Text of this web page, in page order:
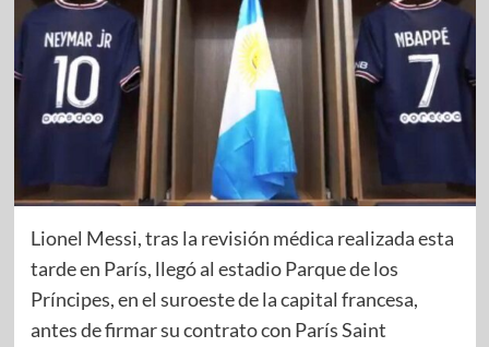
Lionel Messi, tras la revisión médica realizada esta
tarde en París, llegó al estadio Parque de los
Príncipes, en el suroeste de la capital francesa,
antes de firmar su contrato con París Saint